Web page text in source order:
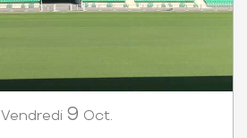
Vendredi 9 Oct.